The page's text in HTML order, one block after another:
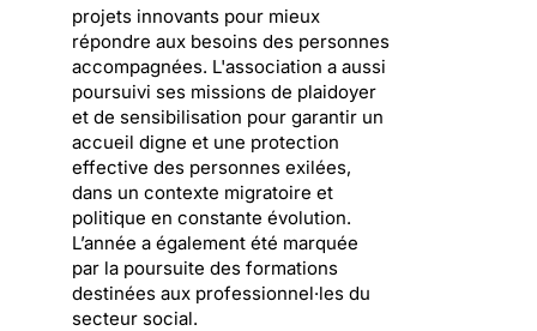
projets innovants pour mieux
répondre aux besoins des personnes
accompagnées. L'association a aussi
poursuivi ses missions de plaidoyer
et de sensibilisation pour garantir un
accueil digne et une protection
effective des personnes exilées,
dans un contexte migratoire et
politique en constante évolution.
L’année a également été marquée
par la poursuite des formations
destinées aux professionnel·les du
secteur social.